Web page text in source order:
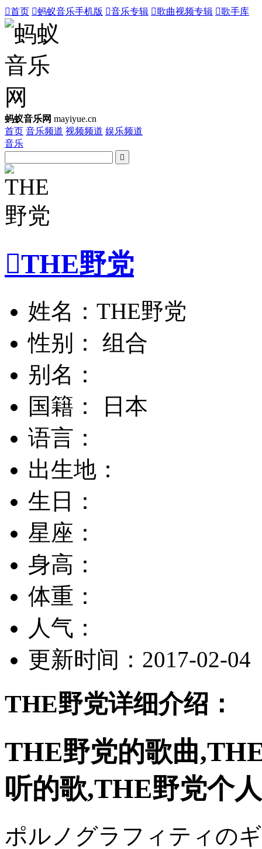
首页 蚂蚁音乐手机版 音乐专辑 歌曲视频专辑 歌手库
蚂蚁音乐网 mayiyue.cn
首页 音乐频道 视频频道 娱乐频道
音乐

THE野党
姓名：THE野党
性别： 组合
别名：
国籍： 日本
语言：
出生地：
生日：
星座：
身高：
体重：
人气：
更新时间：2017-02-04
THE野党详细介绍：
THE野党的歌曲
听的歌,THE野党个
ポルノグラフィティの